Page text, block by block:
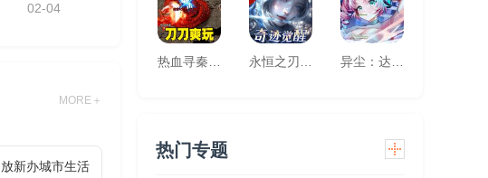
02-04
MORE＋
放新办城市生活
热门专题